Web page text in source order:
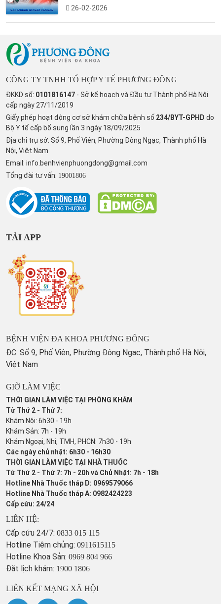
26-02-2026
CÔNG TY TNHH TỔ HỢP Y TẾ PHƯƠNG ĐÔNG
ĐKKD số: 0101816147 - Sở kế hoạch và Đầu tư Thành phố Hà Nội
cấp ngày 27/11/2019
Giấy phép hoạt động cơ sở khám chữa bệnh số 234/BYT-GPHD do
Bộ Y tế cấp bổ sung lần 3 ngày 18/09/2025
Địa chỉ trụ sở: Số 9, Phố Viên, Phường Đông Ngạc, Thành phố Hà
Nội, Việt Nam
Email: info.benhvienphuongdong@gmail.com
Tổng đài tư vấn: 19001806
TẢI APP
BỆNH VIỆN ĐA KHOA PHƯƠNG ĐÔNG
ĐC: Số 9, Phố Viên, Phường Đông Ngạc, Thành phố Hà Nội,
Việt Nam
GIỜ LÀM VIỆC
THỜI GIAN LÀM VIỆC TẠI PHÒNG KHÁM
Từ Thứ 2 - Thứ 7:
Khám Nội: 6h30 - 19h
Khám Sản: 7h - 19h
Khám Ngoại, Nhi, TMH, PHCN: 7h30 - 19h
Các ngày chủ nhật: 6h30 - 16h30
THỜI GIAN LÀM VIỆC TẠI NHÀ THUỐC
Từ Thứ 2 - Thứ 7: 7h - 20h và Chủ Nhật: 7h - 18h
Hotline Nhà Thuốc tháp D: 0969579066
Hotline Nhà Thuốc tháp A: 0982424223
Cấp cứu: 24/24
LIÊN HỆ:
Cấp cứu 24/7: 0833 015 115
Hotline Tiêm chủng: 0911615115
Hotline Khoa Sản: 0969 804 966
Đặt lịch khám: 1900 1806
LIÊN KẾT MẠNG XÃ HỘI